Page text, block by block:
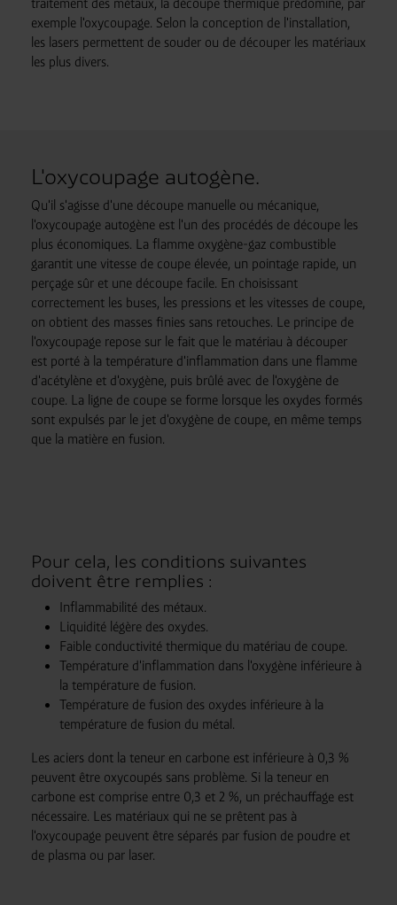
traitement des métaux, la découpe thermique prédomine, par
exemple l'oxycoupage. Selon la conception de l'installation,
les lasers permettent de souder ou de découper les matériaux
les plus divers.
L'oxycoupage autogène.
Qu'il s'agisse d'une découpe manuelle ou mécanique,
l'oxycoupage autogène est l'un des procédés de découpe les
plus économiques. La flamme oxygène-gaz combustible
garantit une vitesse de coupe élevée, un pointage rapide, un
perçage sûr et une découpe facile. En choisissant
correctement les buses, les pressions et les vitesses de coupe,
on obtient des masses finies sans retouches. Le principe de
l'oxycoupage repose sur le fait que le matériau à découper
est porté à la température d'inflammation dans une flamme
d'acétylène et d'oxygène, puis brûlé avec de l'oxygène de
coupe. La ligne de coupe se forme lorsque les oxydes formés
sont expulsés par le jet d'oxygène de coupe, en même temps
que la matière en fusion.
Pour cela, les conditions suivantes
doivent être remplies :
Inflammabilité des métaux.
Liquidité légère des oxydes.
Faible conductivité thermique du matériau de coupe.
Température d'inflammation dans l'oxygène inférieure à
la température de fusion.
Température de fusion des oxydes inférieure à la
température de fusion du métal.
Les aciers dont la teneur en carbone est inférieure à 0,3 %
peuvent être oxycoupés sans problème. Si la teneur en
carbone est comprise entre 0,3 et 2 %, un préchauffage est
nécessaire. Les matériaux qui ne se prêtent pas à
l'oxycoupage peuvent être séparés par fusion de poudre et
de plasma ou par laser.